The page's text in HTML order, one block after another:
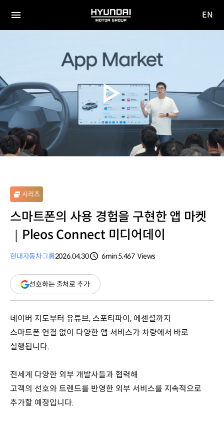
전체
HYUNDAI
MOTOR
EN
시리즈
스마트폰의 사용 경험을 구현한 앱 마켓
｜Pleos Connect 미디어데이
현대자동차그룹2026.04.30
6min5,467 Views
선호하는 출처로 추가(새
창
네이버 지도부터 유튜브, 스포티파이, 에센셜까지
스마트폰 연결 없이 다양한 앱 서비스가 차량에서 바로
실행됩니다.
전세계 다양한 외부 개발사들과 협력해
고객의 선호와 트렌드를 반영한 외부 서비스를 지속적으로
추가할 예정입니다.